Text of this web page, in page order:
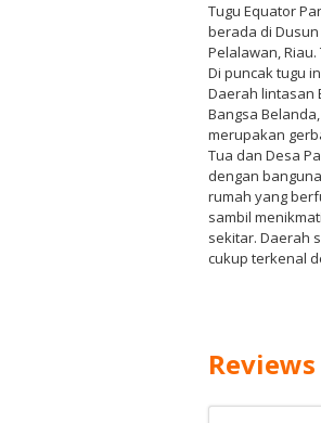
Tugu Equator
berada di
Pelalawan,
Di puncak tugu
Daerah lintasan
Bangsa
merupakan
Tua dan Desa
dengan
rumah yang
sambil
sekitar. Daerah
cukup terkenal
Reviews